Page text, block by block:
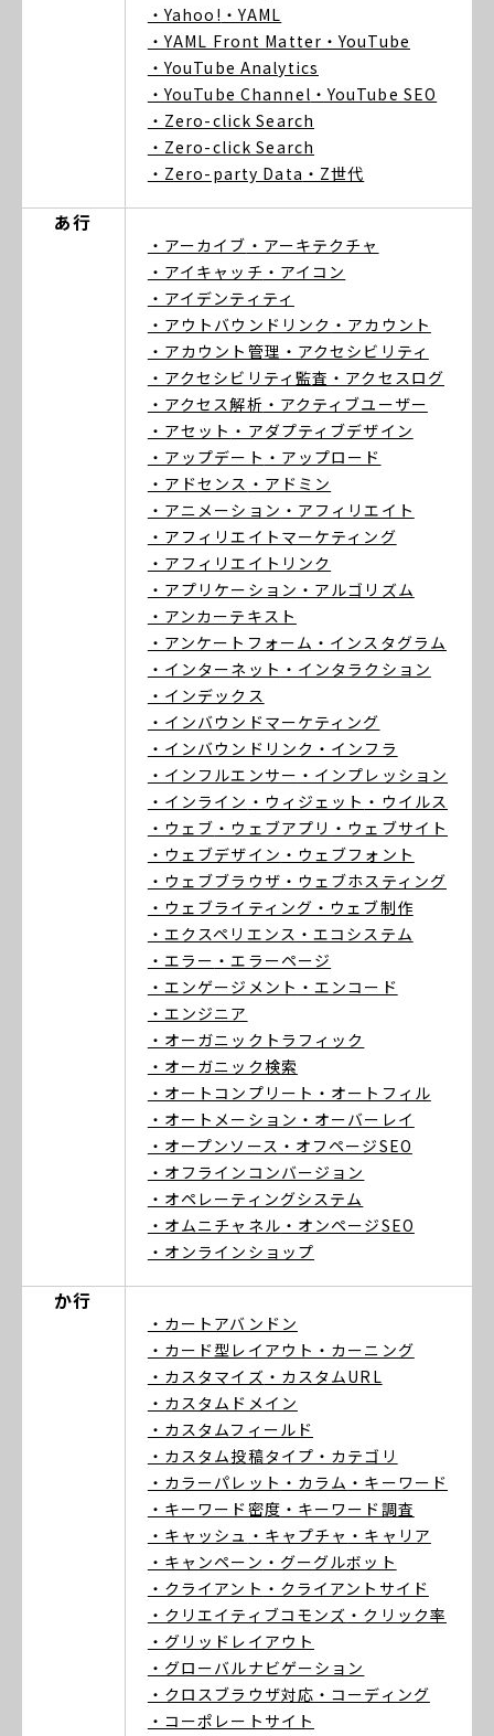
・Yahoo! ・YAML
・YAML Front Matter ・YouTube
・YouTube Analytics
・YouTube Channel ・YouTube SEO
・Zero-click Search
・Zero-click Search
・Zero-party Data ・Z世代
あ行
・アーカイブ ・アーキテクチャ
・アイキャッチ ・アイコン
・アイデンティティ
・アウトバウンドリンク ・アカウント
・アカウント管理 ・アクセシビリティ
・アクセシビリティ監査 ・アクセスログ
・アクセス解析 ・アクティブユーザー
・アセット ・アダプティブデザイン
・アップデート ・アップロード
・アドセンス ・アドミン
・アニメーション ・アフィリエイト
・アフィリエイトマーケティング
・アフィリエイトリンク
・アプリケーション ・アルゴリズム
・アンカーテキスト
・アンケートフォーム ・インスタグラム
・インターネット ・インタラクション
・インデックス
・インバウンドマーケティング
・インバウンドリンク ・インフラ
・インフルエンサー ・インプレッション
・インライン ・ウィジェット ・ウイルス
・ウェブ ・ウェブアプリ ・ウェブサイト
・ウェブデザイン ・ウェブフォント
・ウェブブラウザ ・ウェブホスティング
・ウェブライティング ・ウェブ制作
・エクスペリエンス ・エコシステム
・エラー ・エラーページ
・エンゲージメント ・エンコード
・エンジニア
・オーガニックトラフィック
・オーガニック検索
・オートコンプリート ・オートフィル
・オートメーション ・オーバーレイ
・オープンソース ・オフページSEO
・オフラインコンバージョン
・オペレーティングシステム
・オムニチャネル ・オンページSEO
・オンラインショップ
か行
・カートアバンドン
・カード型レイアウト ・カーニング
・カスタマイズ ・カスタムURL
・カスタムドメイン
・カスタムフィールド
・カスタム投稿タイプ ・カテゴリ
・カラーパレット ・カラム ・キーワード
・キーワード密度 ・キーワード調査
・キャッシュ ・キャプチャ ・キャリア
・キャンペーン ・グーグルボット
・クライアント ・クライアントサイド
・クリエイティブコモンズ ・クリック率
・グリッドレイアウト
・グローバルナビゲーション
・クロスブラウザ対応 ・コーディング
・コーポレートサイト